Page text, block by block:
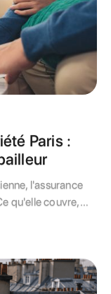
Paris :
l'assurance
qu'elle couvre,